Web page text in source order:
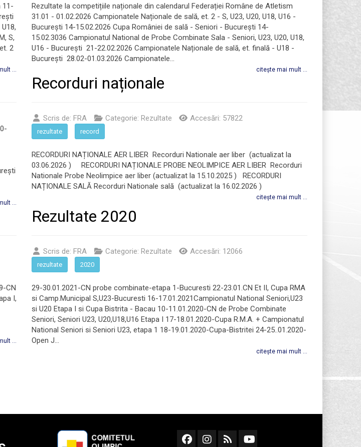
11-
S,
2
...
Rezultate la competițiile naționale din calendarul Federației Române de Atletism
31.01 - 01.02.2026 Campionatele Naționale de sală, et. 2 - S, U23, U20, U18, U16 -
București 14-15.02.2026 Cupa României de sală - Seniori - București 14-
15.02.3036 Campionatul National de Probe Combinate Sala - Seniori, U23, U20, U18,
U16 - București 21-22.02.2026 Campionatele Naționale de sală, et. finală - U18 -
București 28.02-01.03.2026 Campionatele...
citește mai mult ...
...
Recorduri naționale
Scris de: FRA Categorie: Rezultate Accesări: 57822
rezultate record
RECORDURI NAȚIONALE AER LIBER Recorduri Nationale aer liber (actualizat la
03.06.2026 ) RECORDURI NAȚIONALE PROBE NEOLIMPICE AER LIBER Recorduri
Nationale Probe Neolimpice aer liber (actualizat la 15.10.2025 ) RECORDURI
NAȚIONALE SALĂ Recorduri Nationale sală (actualizat la 16.02.2026 )
citește mai mult ...
CN
I,
...
Rezultate 2020
Scris de: FRA Categorie: Rezultate Accesări: 12066
rezultate 2020
29-30.01.2021-CN probe combinate-etapa 1-Bucuresti 22-23.01.CN Et II, Cupa RMA
si Camp.Municipal S,U23-Bucuresti 16-17.01.2021Campionatul National Seniori,U23
si U20 Etapa I si Cupa Bistrita - Bacau 10-11.01.2020-CN de Probe Combinate
Seniori, Seniori U23, U20,U18,U16 Etapa I 17-18.01.2020-Cupa R.M.A. + Campionatul
National Seniori si Seniori U23, etapa 1 18-19.01.2020-Cupa-Bistritei 24-25..01.2020-
Open J...
citește mai mult ...